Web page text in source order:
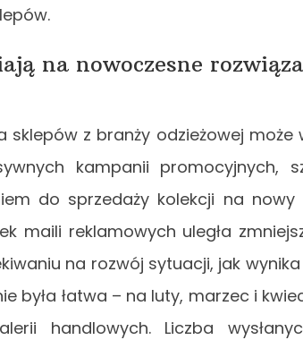
na nowoczesne
sklepów z branży odzieżowej może
kampanii promocyjnych,
do sprzedaży kolekcji na nowy
maili reklamowych uległa
na rozwój sytuacji, jak
była łatwa – na luty, marzec i
handlowych. Liczba